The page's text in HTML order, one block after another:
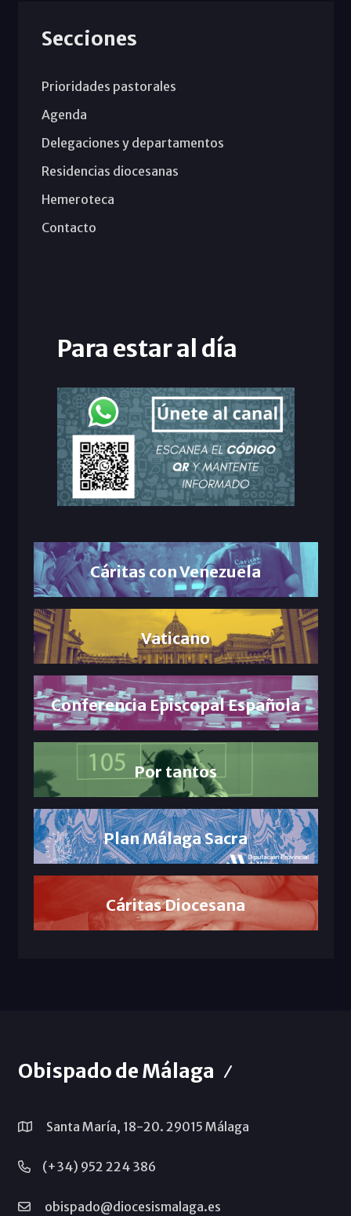
Secciones
Prioridades pastorales
Agenda
Delegaciones y departamentos
Residencias diocesanas
Hemeroteca
Contacto
Para estar al día
Cáritas con Venezuela
Vaticano
Conferencia Episcopal Española
Por tantos
Plan Málaga Sacra
Cáritas Diocesana
Obispado de Málaga
Santa María, 18-20. 29015 Málaga
(+34) 952 224 386
obispado@diocesismalaga.es